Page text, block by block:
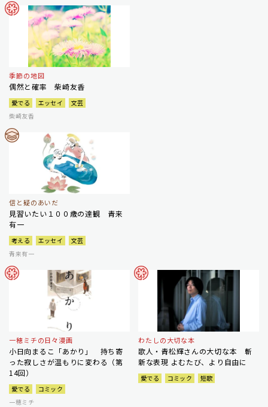
季節の地図
偶然と確率 柴崎友香
愛でる エッセイ
文芸
柴崎友香
信と疑のあいだ
見習いたい１００歳の達観 青来
有一
考える エッセイ
文芸
青来有一
一穂ミチの日々漫画
小日向まるこ「あかり」 持ち寄
った寂しさが温もりに変わる（第
14回）
愛でる
コミック
一穂ミチ
わたしの大切な本
歌人・青松輝さんの大切な本 斬
新な表現 よむたび、より自由に
愛でる コミック 短歌